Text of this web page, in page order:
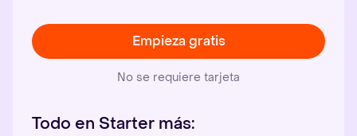
Empieza gratis
No se requiere tarjeta
Todo en Starter más: